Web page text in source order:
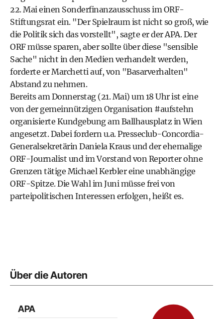
22. Mai einen Sonderfinanzausschuss im ORF-
Stiftungsrat ein. "Der Spielraum ist nicht so groß, wie
die Politik sich das vorstellt", sagte er der APA. Der
ORF müsse sparen, aber sollte über diese "sensible
Sache" nicht in den Medien verhandelt werden,
forderte er Marchetti auf, von "Basarverhalten"
Abstand zu nehmen.
Bereits am Donnerstag (21. Mai) um 18 Uhr ist eine
von der gemeinnützigen Organisation #aufstehn
organisierte Kundgebung am Ballhausplatz in Wien
angesetzt. Dabei fordern u.a. Presseclub-Concordia-
Generalsekretärin Daniela Kraus und der ehemalige
ORF-Journalist und im Vorstand von Reporter ohne
Grenzen tätige Michael Kerbler eine unabhängige
ORF-Spitze. Die Wahl im Juni müsse frei von
parteipolitischen Interessen erfolgen, heißt es.
Über die Autoren
APA